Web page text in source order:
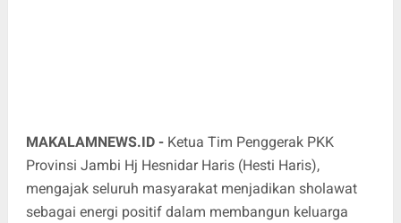
MAKALAMNEWS.ID - Ketua Tim Penggerak PKK
Provinsi Jambi Hj Hesnidar Haris (Hesti Haris),
mengajak seluruh masyarakat menjadikan sholawat
sebagai energi positif dalam membangun keluarga